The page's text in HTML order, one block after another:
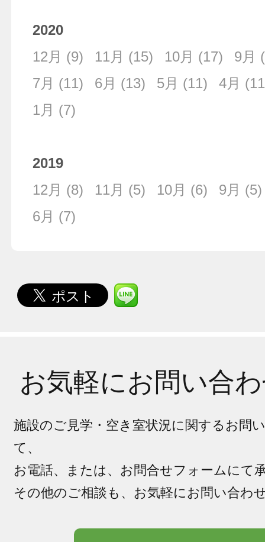
2020
12月 (9) 11月 (15) 10月 (17) 9月
7月 (11) 6月 (13) 5月 (11) 4月
1月 (7)
2019
12月 (8) 11月 (5) 10月 (6) 9月 (5)
6月 (7)
お気軽にお問い合
施設のご見学・空き室状況に関するお問
て、
お電話、または、お問合せフォームにて
その他のご相談も、お気軽にお問い合わ